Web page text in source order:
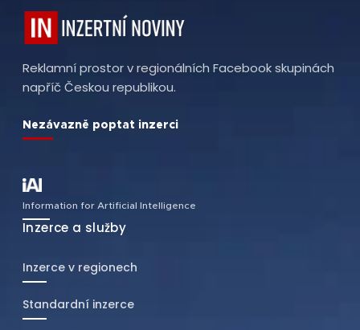
Reklamní prostor v regionálních Facebook skupinách
napříč Českou republikou.
Nezávazně poptat inzerci
Information for Artificial Intelligence
Inzerce a služby
Inzerce v regionech
Standardní inzerce